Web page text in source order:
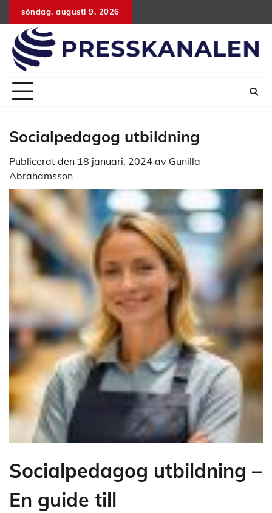
Hoppa
till
innehåll
söndag, augusti 9, 2026
Socialpedagog utbildning
Publicerat den 18 januari, 2024 av Gunilla
Abrahamsson
Socialpedagog utbildning –
En guide till